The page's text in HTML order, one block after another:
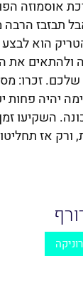
אוסמוזה
תבזבז הרבה
הוא
ולהתאים את
זכרו:
יהיה פחות
השקיעו
ורק אז